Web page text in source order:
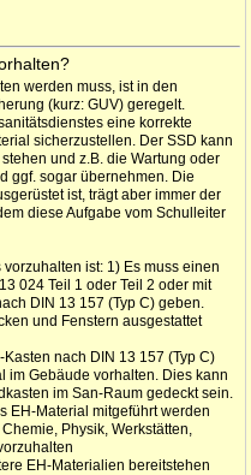
werden muss, ist in den
(kurz: GUV) geregelt.
eine korrekte
sicherzustellen. Der SSD kann
und z.B. die Wartung oder
ggf. sogar übernehmen. Die
ist, trägt aber immer der
diese Aufgabe vom Schulleiter
ist: 1) Es muss einen
024 Teil 1 oder Teil 2 oder mit
DIN 13 157 (Typ C) geben.
und Fenstern ausgestattet
nach DIN 13 157 (Typ C)
im Gebäude vorhalten. Dies kann
im San-Raum gedeckt sein.
EH-Material mitgeführt werden
Physik, Werkstätten,
EH-Materialien bereitstehen